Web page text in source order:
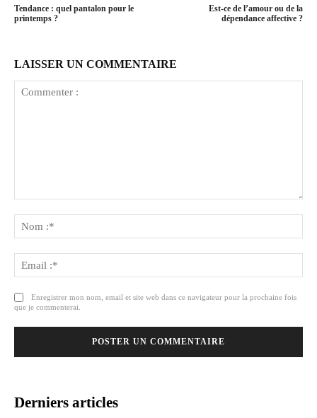
Tendance : quel pantalon pour le
printemps ?
Est-ce de l’amour ou de la
dépendance affective ?
LAISSER UN COMMENTAIRE
:
Enregistrer mon nom, email et site web dans ce navigateur pour la prochaine fois
que je commenterai.
Derniers articles